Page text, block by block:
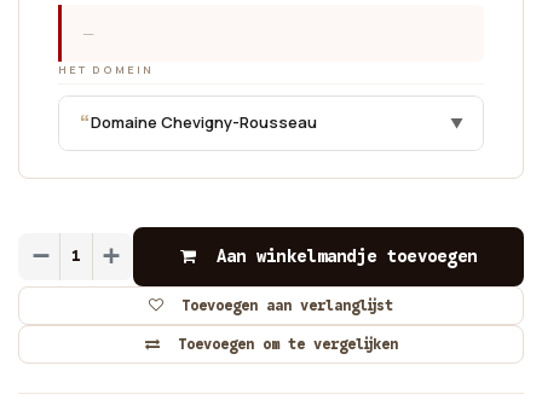
—
HET DOMEIN
“Domaine Chevigny-Rousseau ▼
Aan winkelmandje toevoegen
Toevoegen om te vergelijken
Toevoegen aan verlanglijst